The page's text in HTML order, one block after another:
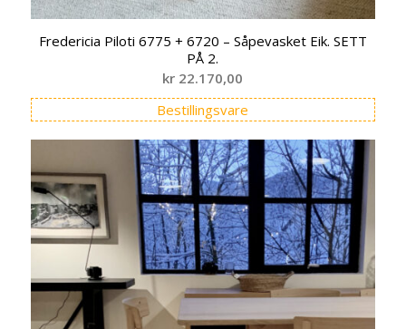
Fredericia Piloti 6775 + 6720 – Såpevasket Eik. SETT
PÅ 2.
kr 22.170,00
Bestillingsvare